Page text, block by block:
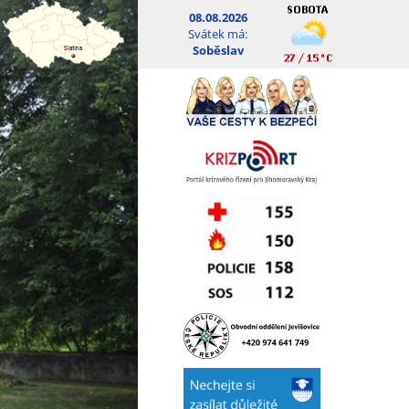
08.08.2026
Svátek má:
Soběslav